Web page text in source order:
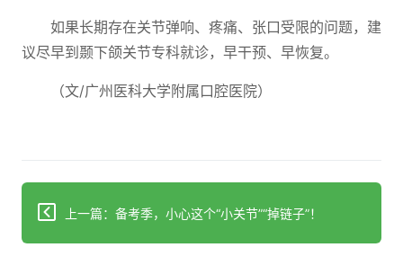
如果长期存在关节弹响、疼痛、张口受限的问题，建
议尽早到颞下颌关节专科就诊，早干预、早恢复。
（文/广州医科大学附属口腔医院）
上一篇：备考季，小心这个“小关节”“掉链子”！